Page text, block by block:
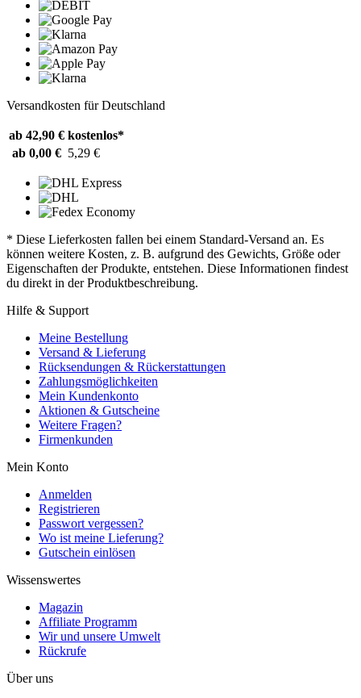
Versandkosten für Deutschland
ab 42,90 € kostenlos*
ab 0,00 € 5,29 €
* Diese Lieferkosten fallen bei einem Standard-Versand an. Es
können weitere Kosten, z. B. aufgrund des Gewichts, Größe oder
Eigenschaften der Produkte, entstehen. Diese Informationen findest
du direkt in der Produktbeschreibung.
Hilfe & Support
Meine Bestellung
Versand & Lieferung
Rücksendungen & Rückerstattungen
Zahlungsmöglichkeiten
Mein Kundenkonto
Aktionen & Gutscheine
Weitere Fragen?
Firmenkunden
Mein Konto
Anmelden
Registrieren
Passwort vergessen?
Wo ist meine Lieferung?
Gutschein einlösen
Wissenswertes
Magazin
Affiliate Programm
Wir und unsere Umwelt
Rückrufe
Über uns